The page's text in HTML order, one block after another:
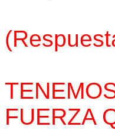
FUERZA